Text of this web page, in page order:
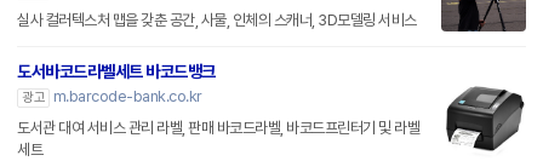
실사 컬러텍스처 맵을 갖춘 공간, 사물, 인체의 스캐너, 3D모델링 서비스
도서바코드라벨세트 바코드뱅크
광고
m.barcode-bank.co.kr
도서관 대여 서비스 관리 라벨, 판매 바코드라벨, 바코드프린터기 및 라벨
세트